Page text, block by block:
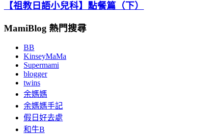
【祖教日語小兒科】點餐篇（下）
MamiBlog 熱門搜尋
BB
KinseyMaMa
Supermami
blogger
twins
余媽媽
余媽媽手記
假日好去處
和牛B